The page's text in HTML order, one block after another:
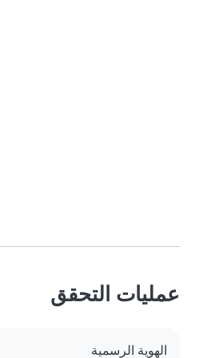
عمليات التحقق
الهوية الرسمية